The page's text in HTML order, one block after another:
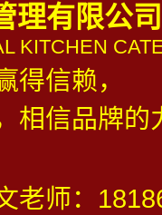
理有限公司
KITCHEN
得信赖，
相信品牌的
老师：